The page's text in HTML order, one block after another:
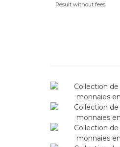
Result without fees